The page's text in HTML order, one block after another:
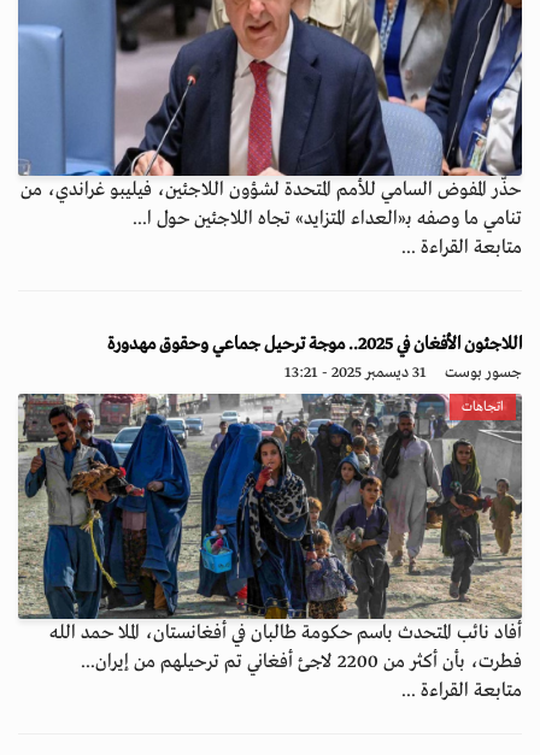
حذّر المفوض السامي للأمم المتحدة لشؤون اللاجئين، فيليبو غراندي، من
تنامي ما وصفه بـ«العداء المتزايد» تجاه اللاجئين حول ا...
متابعة القراءة ...
اللاجئون الأفغان في 2025.. موجة ترحيل جماعي وحقوق مهدورة
جسور بوست 31 ديسمبر 2025 - 13:21
اتجاهات
أفاد نائب المتحدث باسم حكومة طالبان في أفغانستان، الملا حمد الله
فطرت، بأن أكثر من 2200 لاجئ أفغاني تم ترحيلهم من إيران...
متابعة القراءة ...